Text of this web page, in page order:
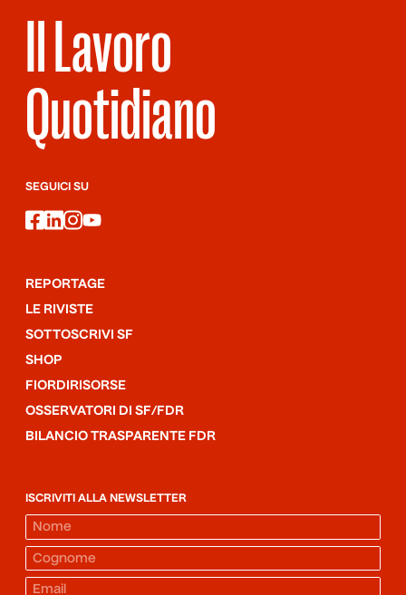
Il Lavoro
Quotidiano
SEGUICI SU
facebook
linkedin
instagram
youtube
REPORTAGE
LE RIVISTE
SOTTOSCRIVI SF
SHOP
FIORDIRISORSE
OSSERVATORI DI SF/FDR
BILANCIO TRASPARENTE FDR
ISCRIVITI ALLA NEWSLETTER